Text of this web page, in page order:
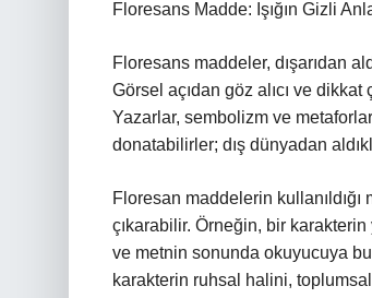
Floresans Madde: Işığın Gizli
Floresans maddeler, dışarıdan
Görsel açıdan göz alıcı ve
Yazarlar, sembolizm ve
donatabilirler; dış dünyadan
Floresan maddelerin
çıkarabilir. Örneğin, bir karakterin
ve metnin sonunda okuyucuya bu
karakterin ruhsal halini,